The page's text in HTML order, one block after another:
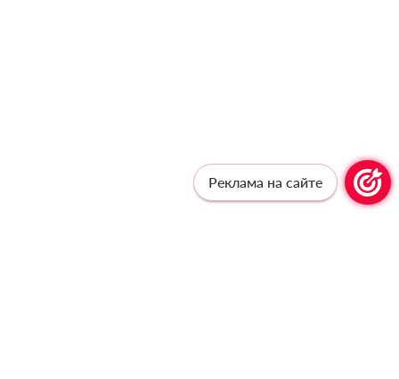
Реклама на сайте